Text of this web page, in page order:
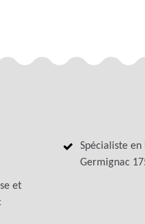
et
Spécialiste
Germignac